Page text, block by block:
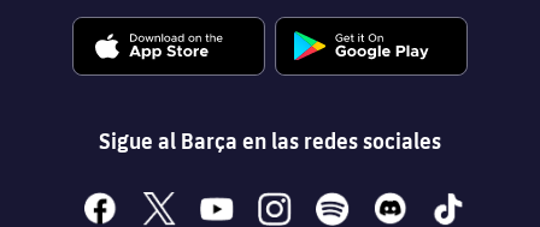
Sigue al Barça en las redes sociales
facebook
x youtubeinstagramspotify discord tiktok